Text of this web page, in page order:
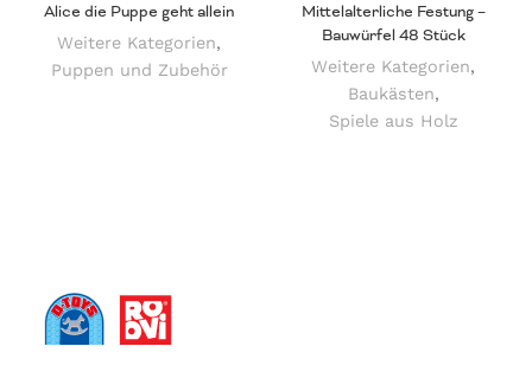
Alice die Puppe geht allein
Weitere Kategorien,
Puppen und Zubehör
Mittelalterliche Festung –
Bauwürfel 48 Stück
Weitere Kategorien,
Baukästen,
Spiele aus Holz